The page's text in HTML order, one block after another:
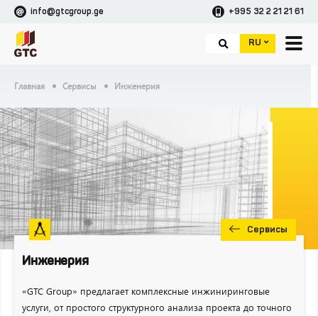
info@gtcgroup.ge +995 32 2 21 21 61
RU
Главная Сервисы Инженерия
Сервисы
Инженерия
«GTC Group» предлагает комплексные инжиниринговые
услуги, от простого структурного анализа проекта до точного